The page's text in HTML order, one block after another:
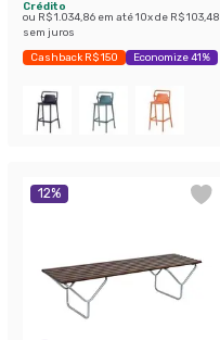
Crédito
ou R$ 1.034,86 em até10x de R$ 103,48
sem juros
Cashback R$ 150 Economize 41%
12%